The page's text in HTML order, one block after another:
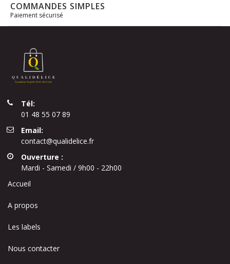
COMMANDES SIMPLES
Paiement sécurisé
Tél:
01 48 55 07 89
Email:
contact@qualidelice.fr
Ouverture :
Mardi - Samedi / 9h00 - 22h00
Accueil
A propos
Les labels
Nous contacter